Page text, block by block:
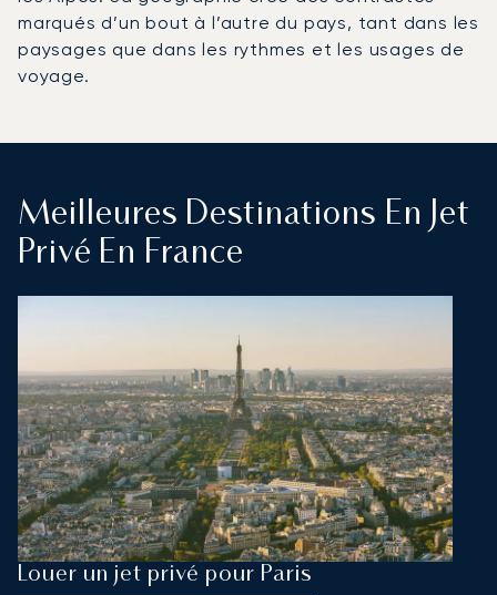
marqués d’un bout à l’autre du pays, tant dans les
paysages que dans les rythmes et les usages de
voyage.
Meilleures Destinations En Jet
Privé En France
Louer un jet privé pour Paris